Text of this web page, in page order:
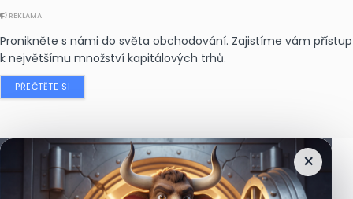
REKLAMA
Pronikněte s námi do světa obchodování. Zajistíme vám přístup
k největšímu množství kapitálových trhů.
PŘEČTĚTE SI
×
Nejčtenějšízprávy